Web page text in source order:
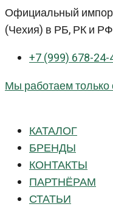
Перейти
к
Официальный
(Чехия) в РБ, РК и
+7 (999) 678-24-
Мы работаем
КАТАЛОГ
БРЕНДЫ
КОНТАКТЫ
ПАРТНЁРАМ
СТАТЬИ